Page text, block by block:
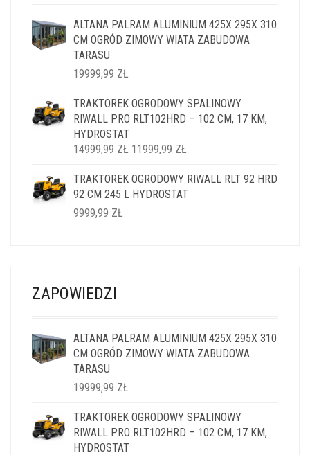
ALTANA PALRAM ALUMINIUM 425X 295X 310
CM OGRÓD ZIMOWY WIATA ZABUDOWA
TARASU
19999,99 ZŁ
TRAKTOREK OGRODOWY SPALINOWY
RIWALL PRO RLT102HRD – 102 CM, 17 KM,
HYDROSTAT
14999,99ZŁ PIERWOTNA
WYNOSIŁA:
14999,99 ZŁ.
11999,99 ZŁ
WYNOSI:
11999,99 ZŁ.
TRAKTOREK OGRODOWY RIWALL RLT 92 HRD
92 CM 245 L HYDROSTAT
9999,99 ZŁ
ZAPOWIEDZI
ALTANA PALRAM ALUMINIUM 425X 295X 310
CM OGRÓD ZIMOWY WIATA ZABUDOWA
TARASU
19999,99 ZŁ
TRAKTOREK OGRODOWY SPALINOWY
RIWALL PRO RLT102HRD – 102 CM, 17 KM,
HYDROSTAT